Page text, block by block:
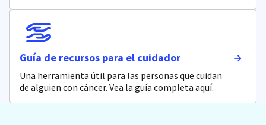
Guía de recursos para el cuidador
Una herramienta útil para las personas que cuidan
de alguien con cáncer. Vea la guía completa aquí.